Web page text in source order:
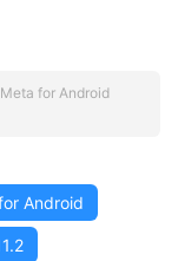
for Android
Android